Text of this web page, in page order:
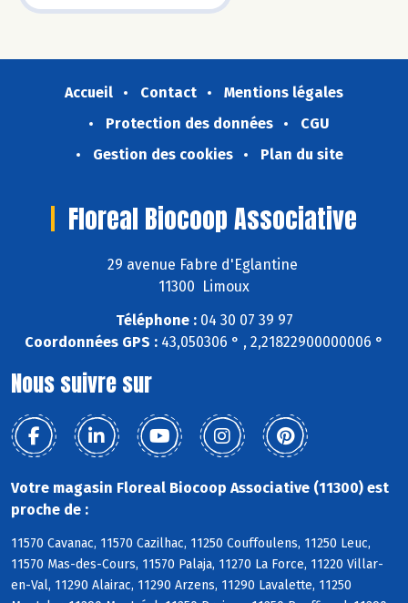
Accueil Contact
Mentions légales
Protection des données
CGU
Gestion des cookies
Plan du site
Floreal Biocoop Associative
29 avenue Fabre d'Eglantine
11300 Limoux
Téléphone :04 30 07 39 97
Coordonnées GPS : 43,050306 ° , 2,21822900000006 °
Nous suivre sur
Votre magasin Floreal Biocoop Associative (11300) est
proche de :
11570 Cavanac, 11570 Cazilhac, 11250 Couffoulens, 11250 Leuc,
11570 Mas-des-Cours, 11570 Palaja, 11270 La Force, 11220 Villar-
en-Val, 11290 Alairac, 11290 Arzens, 11290 Lavalette, 11250